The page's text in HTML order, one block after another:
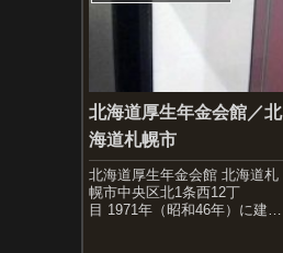
北海道厚生年金会館／北
海道札幌市
北海道厚生年金会館 北海道札
幌市中央区北1条西12丁
目 1971年（昭和46年）に建設